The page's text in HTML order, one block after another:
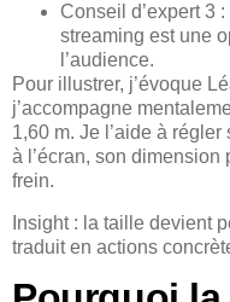
Conseil d’expert 3
streaming est une
l’audience.
Pour illustrer, j’évoque
j’accompagne
1,60 m. Je l’aide à
à l’écran, son
frein.
Insight : la taille devient
traduit en actions